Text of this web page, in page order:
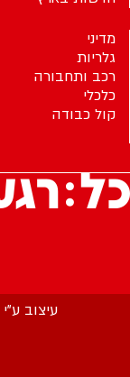
מדיני
גלריות
רכב ותחבורה
כלכלי
קול כבודה
עיצוב ע”י